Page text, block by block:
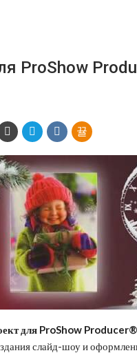
ProShow
для ProShow
слайд-шоу и